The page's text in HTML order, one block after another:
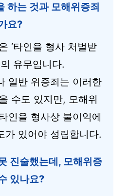
하는 것과 모해위증죄
요?
‘타인을 형사 처벌받
유무입니다.
일반 위증죄는 이러한
수도 있지만, 모해위
인을 형사상 불이익에
가 있어야 성립합니다.
진술했는데, 모해위증
있나요?